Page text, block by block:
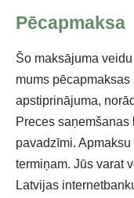
Pēcapmaksa
Šo maksājuma
mums
apstiprinājuma,
Preces
pavadzīmi.
termiņam. Jūs varat
Latvijas